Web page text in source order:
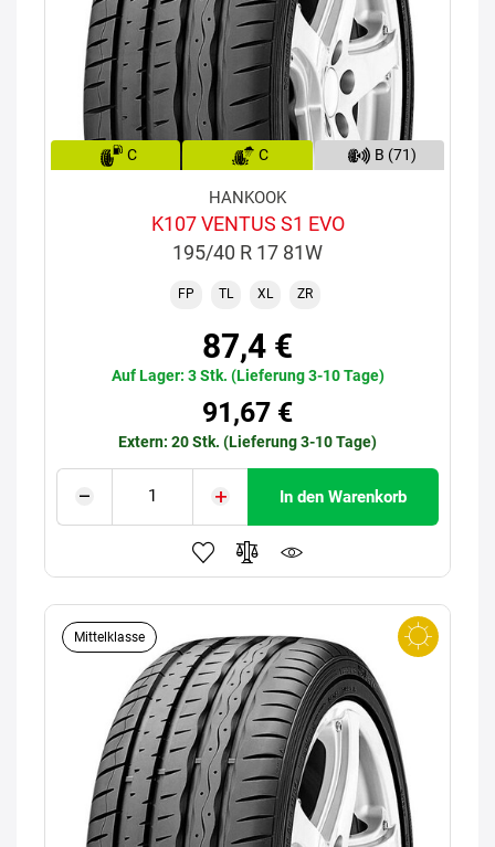
C C B (71)
HANKOOK
K107 VENTUS S1 EVO
195/40 R 17 81W
FP TL XL ZR
87,4 €
Auf Lager: 3 Stk. (Lieferung 3-10 Tage)
91,67 €
Extern: 20 Stk. (Lieferung 3-10 Tage)
In den Warenkorb
Mittelklasse